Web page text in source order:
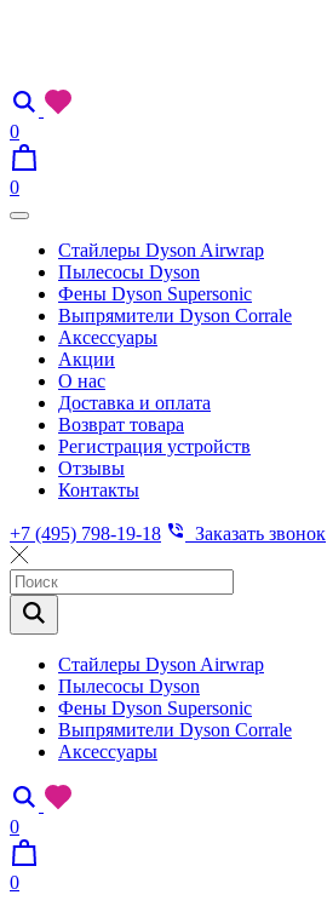
0
0
Стайлеры Dyson Airwrap
Пылесосы Dyson
Фены Dyson Supersonic
Выпрямители Dyson Corrale
Аксессуары
Акции
О нас
Доставка и оплата
Возврат товара
Регистрация устройств
Отзывы
Контакты
+7 (495) 798-19-18 Заказать звонок
Стайлеры Dyson Airwrap
Пылесосы Dyson
Фены Dyson Supersonic
Выпрямители Dyson Corrale
Аксессуары
0
0